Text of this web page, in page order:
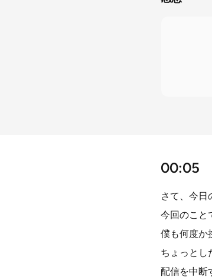
00:05
さて、今日
今回のこと
僕も何度か
ちょっとし
配信を中断